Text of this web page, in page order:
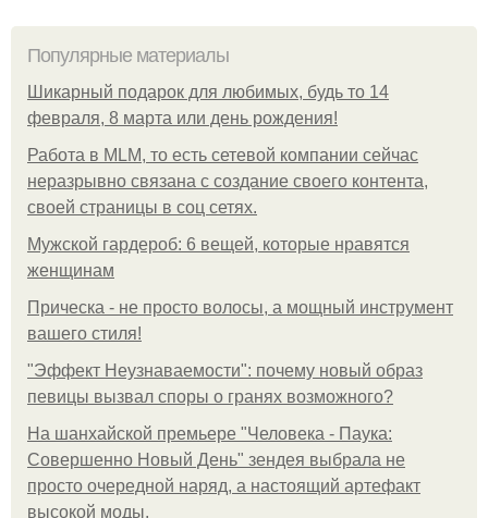
Популярные материалы
Шикарный подарок для любимых, будь то 14
февраля, 8 марта или день рождения!
Работа в MLM, то есть сетевой компании сейчас
неразрывно связана с создание своего контента,
своей страницы в соц сетях.
Мужской гардероб: 6 вещей, которые нравятся
женщинам
Прическа - не просто волосы, а мощный инструмент
вашего стиля!
"Эффект Неузнаваемости": почему новый образ
певицы вызвал споры о гранях возможного?
На шанхайской премьере "Человека - Паука:
Совершенно Новый День" зендея выбрала не
просто очередной наряд, а настоящий артефакт
высокой моды.